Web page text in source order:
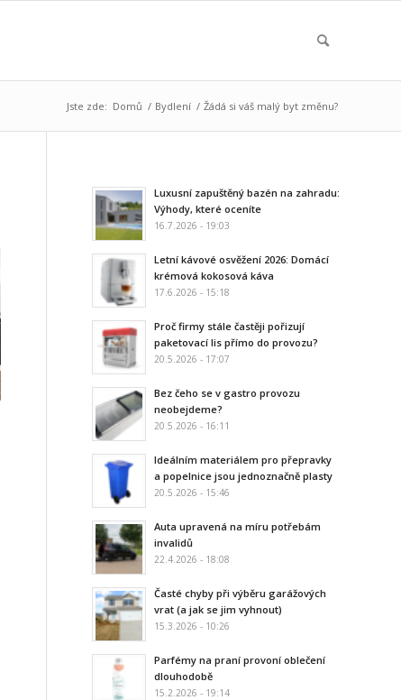
Jste zde: Domů / Bydlení / Žádá si váš malý byt změnu?
Luxusní zapuštěný bazén na zahradu:
Výhody, které oceníte
16.7.2026 - 19:03
Letní kávové osvěžení 2026: Domácí
krémová kokosová káva
17.6.2026 - 15:18
Proč firmy stále častěji pořizují
paketovací lis přímo do provozu?
20.5.2026 - 17:07
Bez čeho se v gastro provozu
neobejdeme?
20.5.2026 - 16:11
Ideálním materiálem pro přepravky
a popelnice jsou jednoznačně plasty
20.5.2026 - 15:46
Auta upravená na míru potřebám
invalidů
22.4.2026 - 18:08
Časté chyby při výběru garážových
vrat (a jak se jim vyhnout)
15.3.2026 - 10:26
Parfémy na praní provoní oblečení
dlouhodobě
15.2.2026 - 19:14